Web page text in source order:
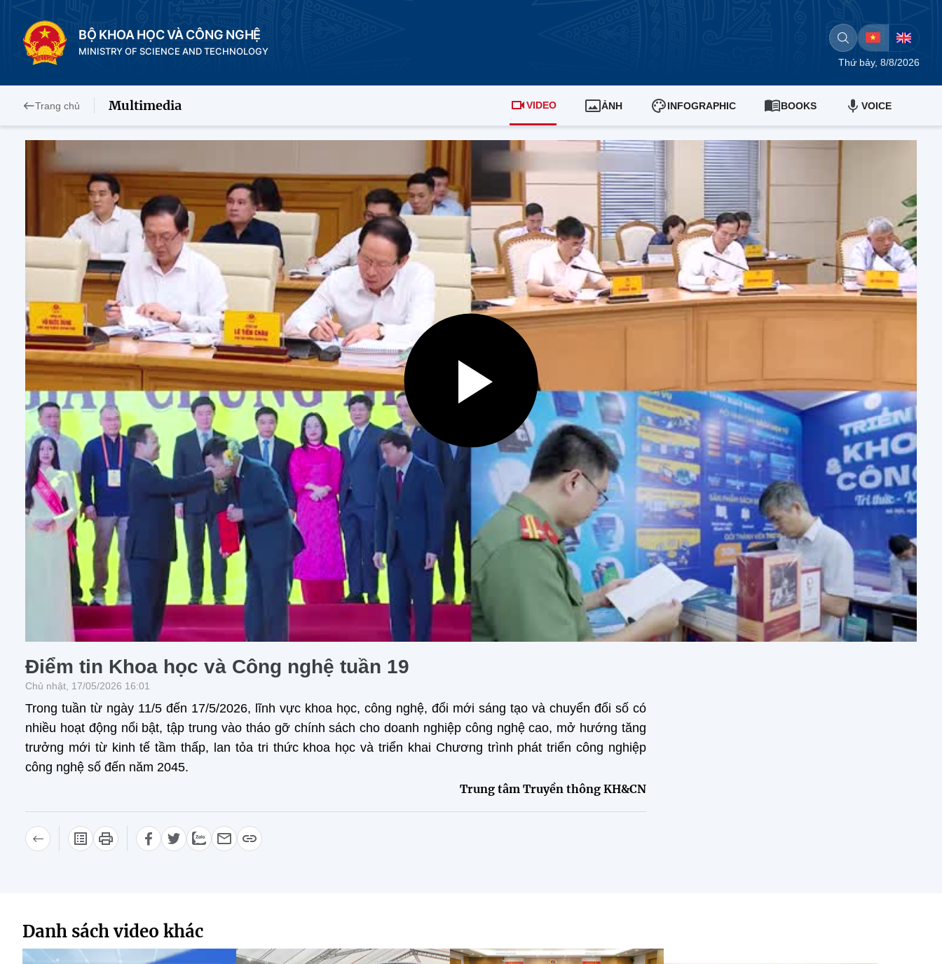
BỘ KHOA HỌC VÀ CÔNG NGHỆ
MINISTRY OF SCIENCE AND TECHNOLOGY
Thứ bảy, 8/8/2026
Trang chủ Multimedia VIDEO ẢNH INFOGRAPHIC BOOKS VOICE
Điểm tin Khoa học và Công nghệ tuần 19
Chủ nhật, 17/05/2026 16:01
Trong tuần từ ngày 11/5 đến 17/5/2026, lĩnh vực khoa học, công nghệ, đổi mới sáng tạo và chuyển đổi số có
nhiều hoạt động nổi bật, tập trung vào tháo gỡ chính sách cho doanh nghiệp công nghệ cao, mở hướng tăng
trưởng mới từ kinh tế tầm thấp, lan tỏa tri thức khoa học và triển khai Chương trình phát triển công nghiệp
công nghệ số đến năm 2045.
Trung tâm Truyền thông KH&CN
Danh sách video khác